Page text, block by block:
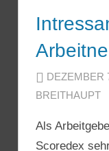
DEZEMBER
BREITHAUPT
Als
Scoredex